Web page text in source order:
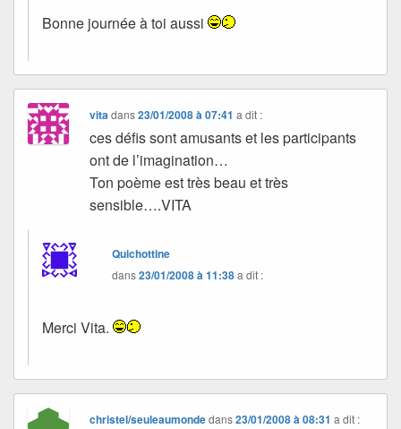
Bonne journée à toi aussi
vitadans23/01/2008 à 07:41 a dit :
ces défis sont amusants et les participants
ont de l’imagination…
Ton poème est très beau et très
sensible….VITA
Quichottine
dans23/01/2008 à 11:38a dit :
Merci Vita.
christel/seuleaumondedans23/01/2008 à 08:31 a dit :